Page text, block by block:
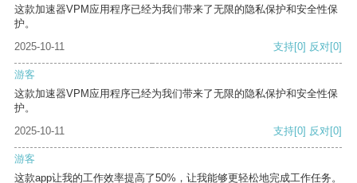
这款加速器VPM应用程序已经为我们带来了无限的隐私保护和安全性保
护。
2025-10-11
支持[0] 反对[0]
游客
这款加速器VPM应用程序已经为我们带来了无限的隐私保护和安全性保
护。
2025-10-11
支持[0] 反对[0]
游客
这款app让我的工作效率提高了50%，让我能够更轻松地完成工作任务。